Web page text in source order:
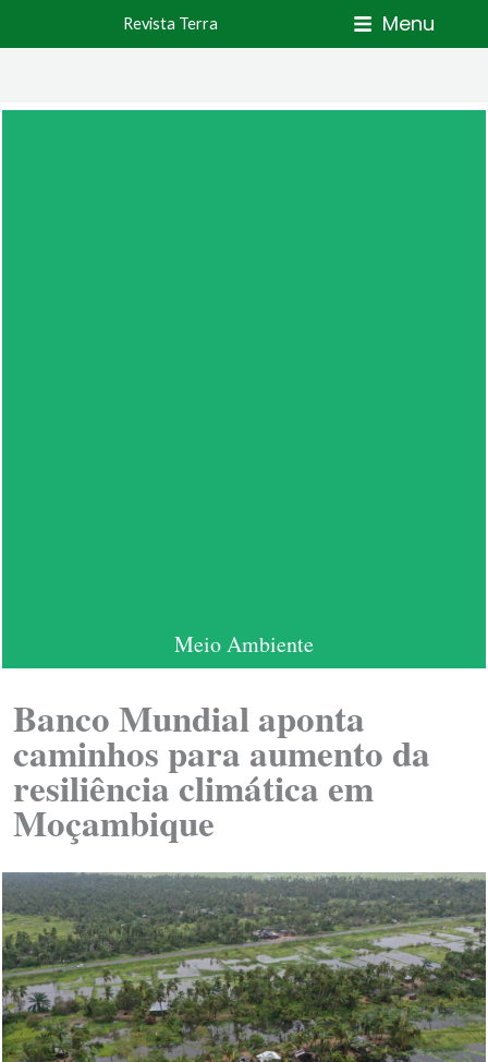
Revista Terra Menu
Meio Ambiente
Banco Mundial aponta
caminhos para aumento da
resiliência climática em
Moçambique